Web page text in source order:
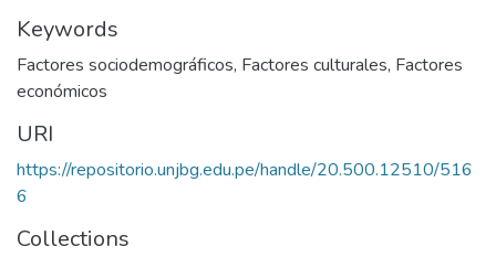
Keywords
Factores sociodemográficos, Factores culturales, Factores
económicos
URI
https://repositorio.unjbg.edu.pe/handle/20.500.12510/516
6
Collections